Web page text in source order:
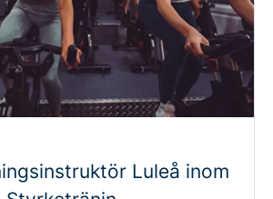
Luleå inom